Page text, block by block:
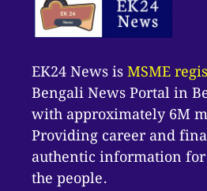
EK24 News isMSME
Bengali News Portal in
with approximately 6M
Providing career and
authentic information
the people.